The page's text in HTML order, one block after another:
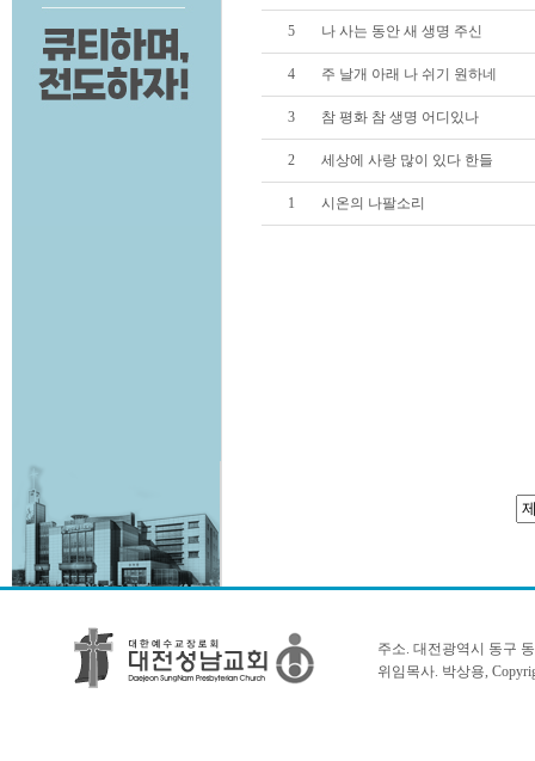
5 나 사는 동안 새 생명 주신
4 주 날개 아래 나 쉬기 원하네
3 참 평화 참 생명 어디있나
2 세상에 사랑 많이 있다 한들
1 시온의 나팔소리
주소. 대전광역시 동구 동
위임목사. 박상용,